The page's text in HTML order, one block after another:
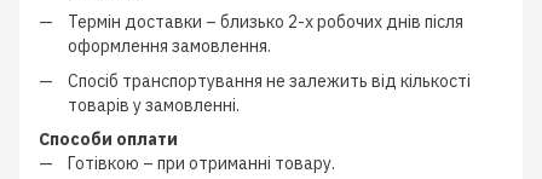
Термін доставки – близько 2-х робочих днів після
оформлення замовлення.
Спосіб транспортування не залежить від кількості
товарів у замовленні.
Способи оплати
Готівкою – при отриманні товару.